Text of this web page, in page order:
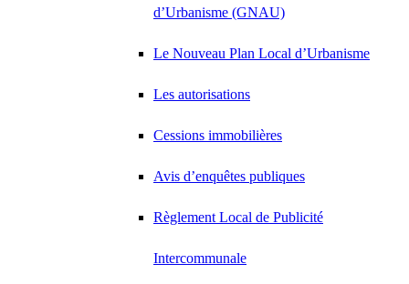
d’Urbanisme (GNAU)
Le Nouveau Plan Local d’Urbanisme
Les autorisations
Cessions immobilières
Avis d’enquêtes publiques
Règlement Local de Publicité
Intercommunale